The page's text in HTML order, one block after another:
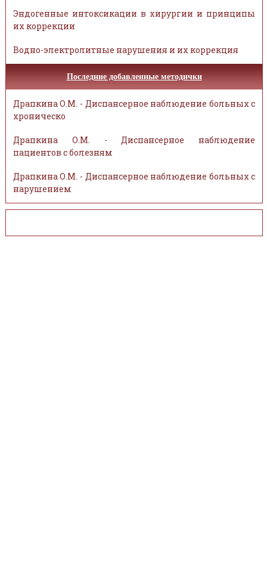
Эндогенные интоксикации в хирургии и принципы
их коррекции
Водно-электролитные нарушения и их коррекция
Последние добавленные методички
Драпкина О.М. - Диспансерное наблюдение больных с
хроническо
Драпкина О.М. - Диспансерное наблюдение
пациентов с болезням
Драпкина О.М. - Диспансерное наблюдение больных с
нарушением